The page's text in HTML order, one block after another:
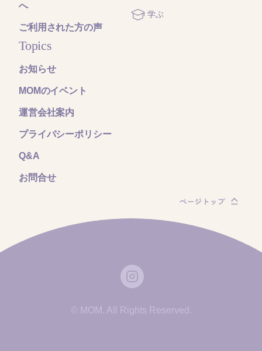
へ
ご利用された方の声
学ぶ
Topics
お知らせ
MOMのイベント
運営会社案内
プライバシーポリシー
Q&A
お問合せ
© MOM. All Rights Reserved.